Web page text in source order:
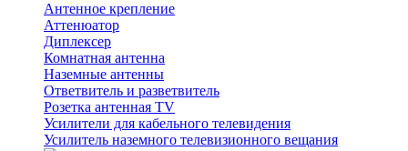
Антенное крепление
Аттенюатор
Диплексер
Комнатная антенна
Наземные антенны
Ответвитель и разветвитель
Розетка антенная TV
Усилители для кабельного телевидения
Усилитель наземного телевизионного вещания